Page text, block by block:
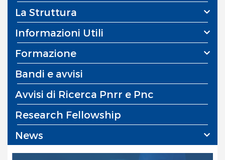
La Struttura
Informazioni Utili
Formazione
Bandi e avvisi
Avvisi di Ricerca Pnrr e Pnc
Research Fellowship
News